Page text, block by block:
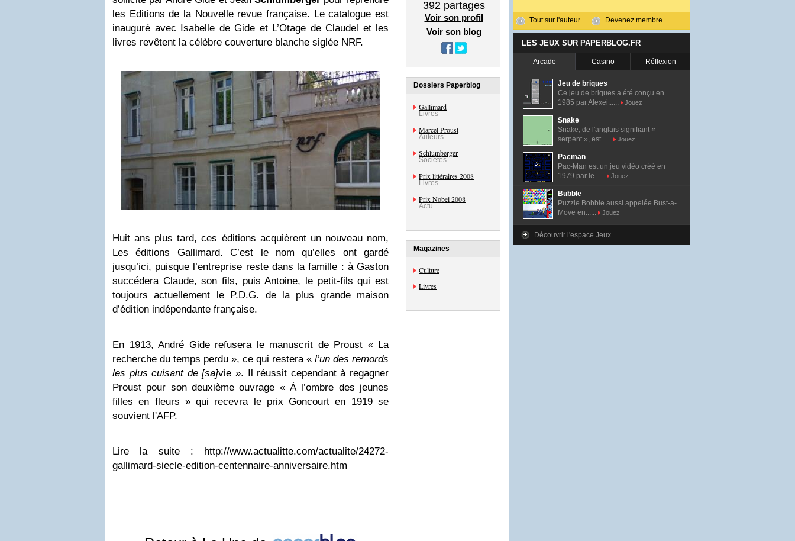
les Editions de la Nouvelle revue française. Le catalogue est
inauguré avec Isabelle de Gide et L’Otage de Claudel et les
livres revêtent la célèbre couverture blanche siglée NRF.
Huit ans plus tard, ces éditions acquièrent un nouveau nom,
Les éditions Gallimard. C’est le nom qu’elles ont gardé
jusqu’ici, puisque l’entreprise reste dans la famille : à Gaston
succédera Claude, son fils, puis Antoine, le petit-fils qui est
toujours actuellement le P.D.G. de la plus grande maison
d’édition indépendante française.
En 1913, André Gide refusera le manuscrit de Proust « La
recherche du temps perdu », ce qui restera « l’un des remords
les plus cuisant de [sa]vie ». Il réussit cependant à regagner
Proust pour son deuxième ouvrage « À l’ombre des jeunes
filles en fleurs » qui recevra le prix Goncourt en 1919 se
souvient l'AFP.
Lire la suite : http://www.actualitte.com/actualite/24272-
gallimard-siecle-edition-centennaire-anniversaire.htm
392partages
Voir son profil
Voir son blog
Dossiers Paperblog
Gallimard
Livres
Marcel Proust
Auteurs
Schlumberger
Sociétés
Prix littéraires 2008
Livres
Prix Nobel 2008
Actu
Magazines
Culture
Livres
Tout sur l'auteur Devenez membre
LES JEUX SUR PAPERBLOG.FR
Arcade Casino Réflexion
Jeu de briques
Ce jeu de briques a été conçu en
1985 par Alexei......
Jouez
Snake
Snake, de l'anglais signifiant «
serpent », est......
Jouez
Pacman
Pac-Man est un jeu vidéo créé en
1979 par le......
Jouez
Bubble
Puzzle Bobble aussi appelée Bust-a-
Move en......
Jouez
Découvrir l'espace Jeux